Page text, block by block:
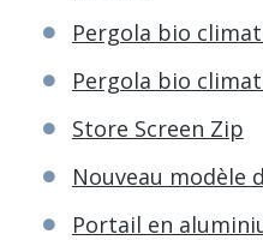
Pergola bio
Pergola bio
Store Screen Zip
Nouveau modèle
Portail en